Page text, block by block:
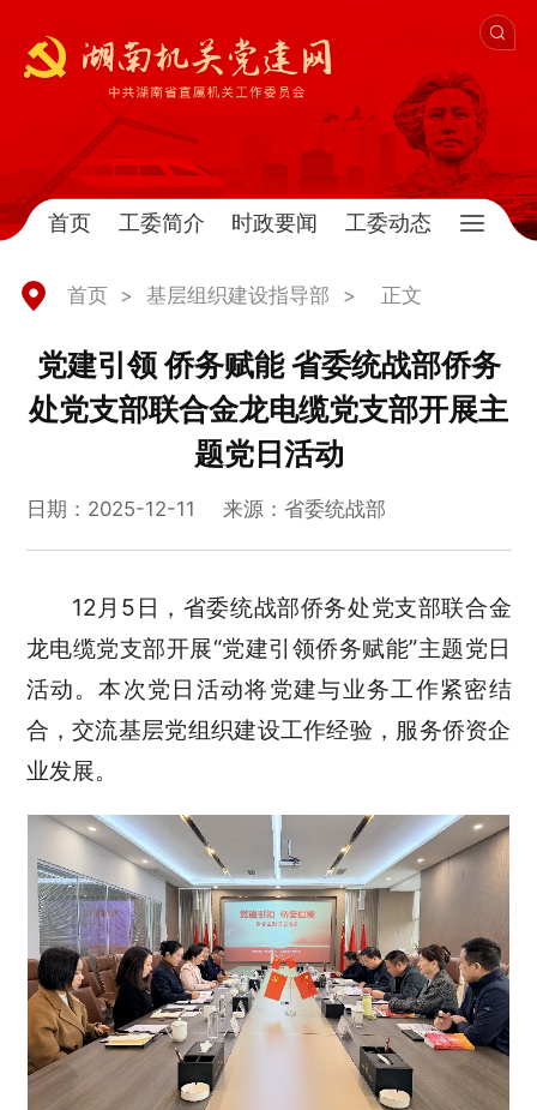
首页 工委简介 时政要闻 工委动态
首页 > 基层组织建设指导部 > 正文
党建引领 侨务赋能 省委统战部侨务
处党支部联合金龙电缆党支部开展主
题党日活动
日期：2025-12-11 来源：省委统战部
12月5日，省委统战部侨务处党支部联合金
龙电缆党支部开展“党建引领侨务赋能”主题党日
活动。本次党日活动将党建与业务工作紧密结
合，交流基层党组织建设工作经验，服务侨资企
业发展。